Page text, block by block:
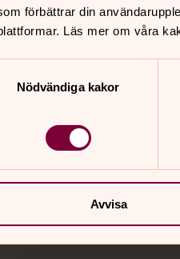
förbättrar din
Läs mer om våra
Nödvändiga kakor
Avvisa